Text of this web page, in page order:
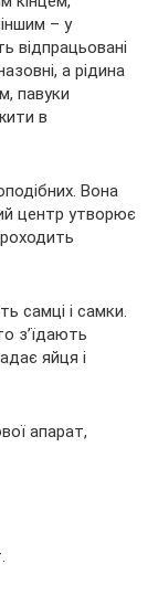
– у
відпрацьовані
а рідина
павуки
в
Вона
центр утворює
самці і самки.
з’їдають
яйця і